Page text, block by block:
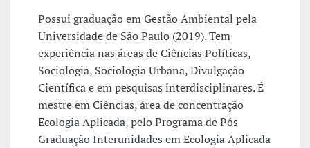
Possui graduação em Gestão Ambiental pela
Universidade de São Paulo (2019). Tem
experiência nas áreas de Ciências Políticas,
Sociologia, Sociologia Urbana, Divulgação
Científica e em pesquisas interdisciplinares. É
mestre em Ciências, área de concentração
Ecologia Aplicada, pelo Programa de Pós
Graduação Interunidades em Ecologia Aplicada